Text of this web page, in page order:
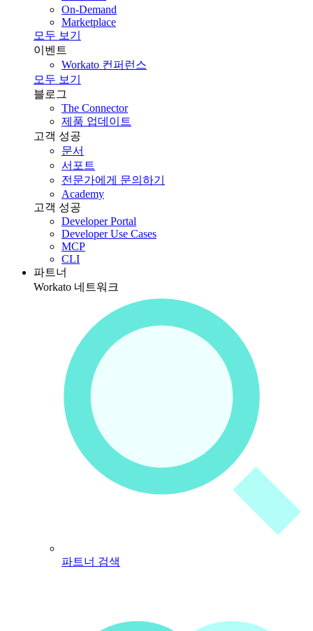
On-Demand
Marketplace
모두 보기
이벤트
Workato 컨퍼런스
모두 보기
블로그
The Connector
제품 업데이트
고객 성공
문서
서포트
전문가에게 문의하기
Academy
고객 성공
Developer Portal
Developer Use Cases
MCP
CLI
파트너
Workato 네트워크
파트너 검색